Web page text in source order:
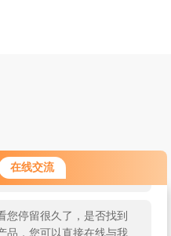
在线交流
迎前来咨询，很高兴为您
问您要咨询什么问题呢？
您停留很久了，是否找到
品，您可以直接在线与我